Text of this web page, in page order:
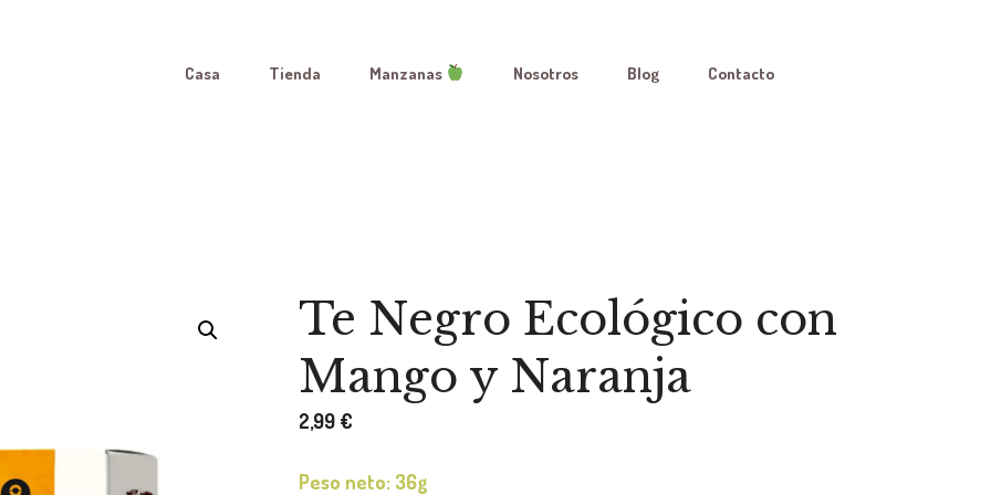
Casa Tienda Manzanas Nosotros Blog Contacto
Te Negro Ecológico con
Mango y Naranja
2,99 €
Peso neto: 36g